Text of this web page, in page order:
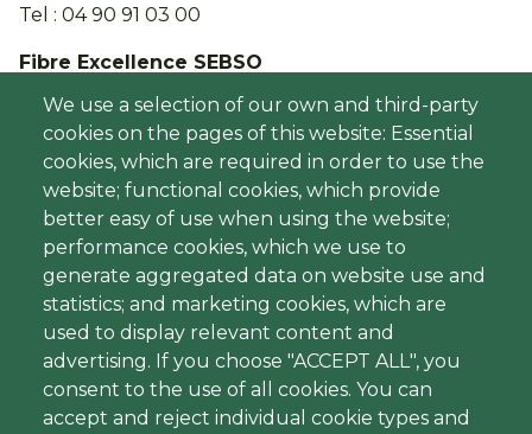
Tel : 04 90 91 03 00
Fibre Excellence SEBSO
Rue du président Saragat
BP 99
31802 Saint Gaudens cedex
Tel : 05 61 94 76 00
ENVIROFORESTERIE
Rue du président Saragat
31800 Saint Gaudens
We use a selection of our own and third-party
cookies on the pages of this website: Essential
cookies, which are required in order to use the
website; functional cookies, which provide
better easy of use when using the website;
performance cookies, which we use to
generate aggregated data on website use and
statistics; and marketing cookies, which are
used to display relevant content and
advertising. If you choose "ACCEPT ALL", you
consent to the use of all cookies. You can
accept and reject individual cookie types and